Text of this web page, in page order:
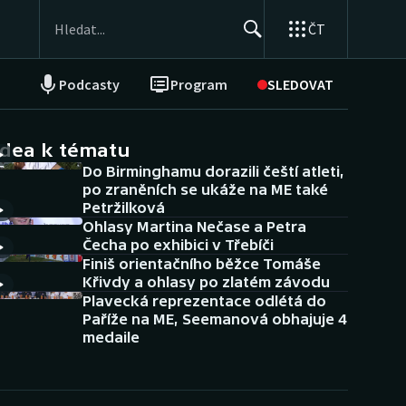
ČT
Podcasty Program SLEDOVAT
NEPŘEHLÉDNĚTE
Historické návraty
Aplikace ČT sport
AZ kvíz
k tématu
Do Birminghamu dorazili čeští atleti,
po zraněních se ukáže na ME také
Petržilková
Ohlasy Martina Nečase a Petra
Čecha po exhibici v Třebíči
Finiš orientačního běžce Tomáše
Křivdy a ohlasy po zlatém závodu
Plavecká reprezentace odlétá do
Paříže na ME, Seemanová obhajuje 4
medaile